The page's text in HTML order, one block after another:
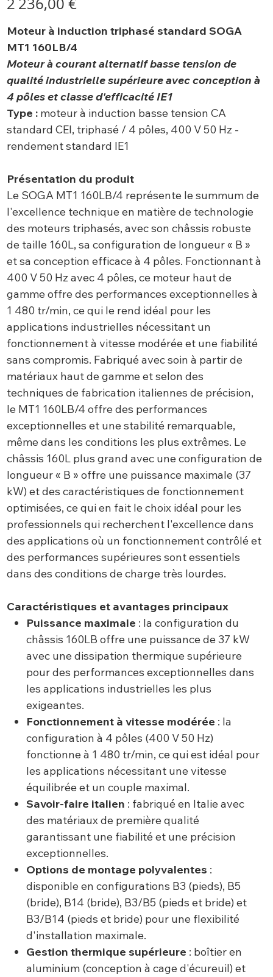
Moteur à induction triphasé standard SOGA
MT1 160LB/4
Moteur à courant alternatif basse tension de
qualité industrielle supérieure avec conception à
4 pôles et classe d'efficacité IE1
Type :moteur à induction basse tension CA
standard CEI, triphasé / 4 pôles, 400 V 50 Hz -
rendement standard IE1
Présentation du produit
Le SOGA MT1 160LB/4 représente le summum de
l'excellence technique en matière de technologie
des moteurs triphasés, avec son châssis robuste
de taille 160L, sa configuration de longueur « B »
et sa conception efficace à 4 pôles. Fonctionnant à
400 V 50 Hz avec 4 pôles, ce moteur haut de
gamme offre des performances exceptionnelles à
1 480 tr/min, ce qui le rend idéal pour les
applications industrielles nécessitant un
fonctionnement à vitesse modérée et une fiabilité
sans compromis. Fabriqué avec soin à partir de
matériaux haut de gamme et selon des
techniques de fabrication italiennes de précision,
le MT1 160LB/4 offre des performances
exceptionnelles et une stabilité remarquable,
même dans les conditions les plus extrêmes. Le
châssis 160L plus grand avec une configuration de
longueur « B » offre une puissance maximale (37
kW) et des caractéristiques de fonctionnement
optimisées, ce qui en fait le choix idéal pour les
professionnels qui recherchent l'excellence dans
des applications où un fonctionnement contrôlé et
des performances supérieures sont essentiels
dans des conditions de charge très lourdes.
Caractéristiques et avantages principaux
Puissance maximale : la configuration du
châssis 160LB offre une puissance de 37 kW
avec une dissipation thermique supérieure
pour des performances exceptionnelles dans
les applications industrielles les plus
exigeantes.
Fonctionnement à vitesse modérée : la
configuration à 4 pôles (400 V 50 Hz)
fonctionne à 1 480 tr/min, ce qui est idéal pour
les applications nécessitant une vitesse
équilibrée et un couple maximal.
Savoir-faire italien : fabriqué en Italie avec
des matériaux de première qualité
garantissant une fiabilité et une précision
exceptionnelles.
Options de montage polyvalentes :
disponible en configurations B3 (pieds), B5
(bride), B14 (bride), B3/B5 (pieds et bride) et
B3/B14 (pieds et bride) pour une flexibilité
d'installation maximale.
Gestion thermique supérieure : boîtier en
aluminium (conception à cage d'écureuil) et